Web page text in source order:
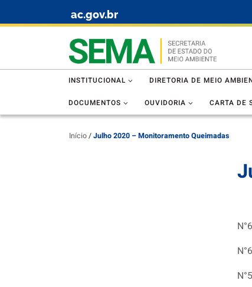
ac.gov.br
INSTITUCIONAL DIRETORIA DE MEIO
DOCUMENTOS OUVIDORIA CARTA DE
Início/Julho 2020 – Monitoramento Queimadas